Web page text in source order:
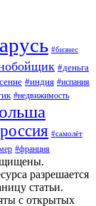
#бизнес
#деньга
#индия #испания
#недвижимость
#самолёт
#франция
разрешается
статьи.
с открытых